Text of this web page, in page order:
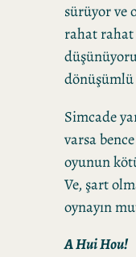
sürüyor ve
rahat
Simcade
varsa
oyunun
Ve, şart
oynayın
A Hui Hou!